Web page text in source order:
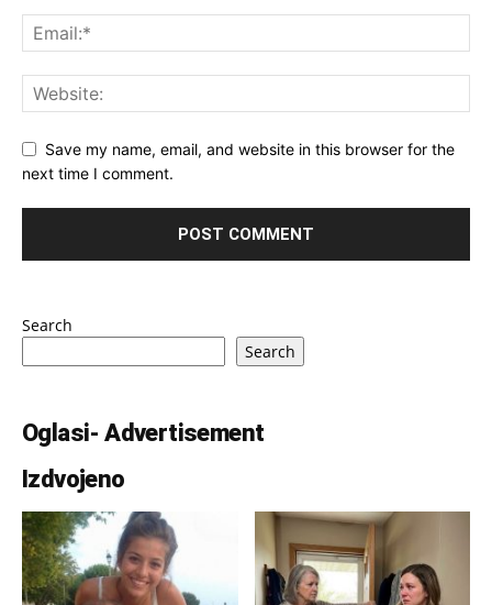
Save my name, email, and website in this browser for the
next time I comment.
Search
Search
Oglasi- Advertisement
Izdvojeno